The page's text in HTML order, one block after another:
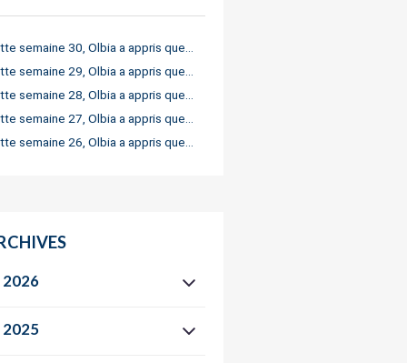
semaine 30, Olbia a appris que…
semaine 29, Olbia a appris que…
semaine 28, Olbia a appris que…
semaine 27, Olbia a appris que…
semaine 26, Olbia a appris que…
2026
2025